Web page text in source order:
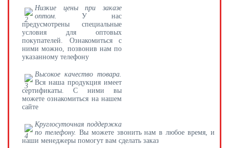
Низкие цены при заказе
оптом.
У нас
предусмотрены специальные
условия для оптовых
покупателей. Ознакомиться с
ними можно, позвонив нам по
указанному телефону
Высокое качество товара.
Вся наша продукция имеет
сертификаты. С ними вы
можете ознакомиться на нашем
сайте
Круглосуточная поддержка
по телефону. Вы можете звонить нам в любое время, и
наши менеджеры помогут вам сделать заказ